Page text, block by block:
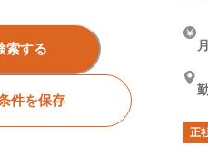
索する
件を保存
正